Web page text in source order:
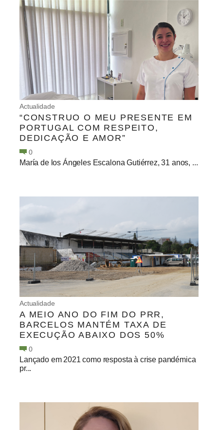
Actualidade
“CONSTRUO O MEU PRESENTE EM
PORTUGAL COM RESPEITO,
DEDICAÇÃO E AMOR”
0
María de los Ángeles Escalona Gutiérrez, 31 anos, ...
Actualidade
A MEIO ANO DO FIM DO PRR,
BARCELOS MANTÉM TAXA DE
EXECUÇÃO ABAIXO DOS 50%
0
Lançado em 2021 como resposta à crise pandémica
pr...